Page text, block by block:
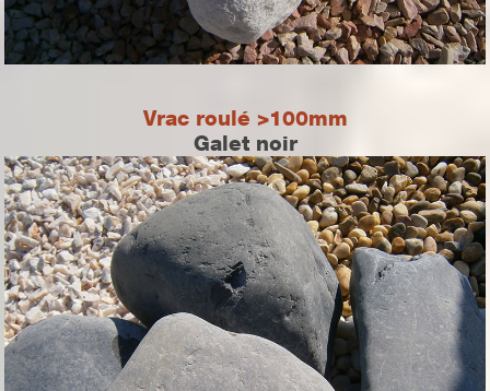
Vrac roulé >100mm
Galet noir